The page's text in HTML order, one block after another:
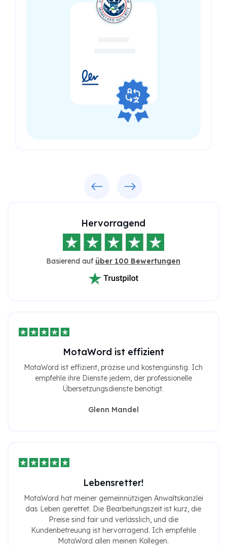
Hervorragend
Basierend auf über 100 Bewertungen
MotaWord ist effizient
MotaWord ist effizient, präzise und kostengünstig. Ich
empfehle ihre Dienste jedem, der professionelle
Übersetzungsdienste benötigt.
Glenn Mandel
Lebensretter!
MotaWord hat meiner gemeinnützigen Anwaltskanzlei
das Leben gerettet. Die Bearbeitungszeit ist kurz, die
Preise sind fair und verlässlich, und die
Kundenbetreuung ist hervorragend. Ich empfehle
MotaWord allen meinen Kollegen.